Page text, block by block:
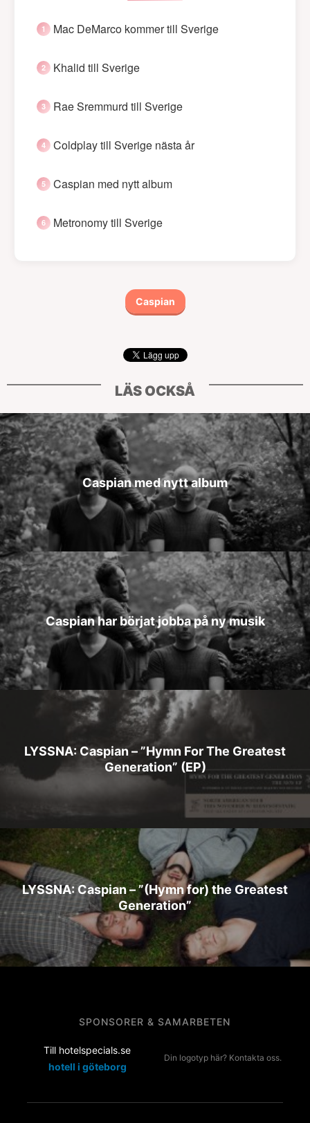
Mac DeMarco kommer till Sverige
Khalid till Sverige
Rae Sremmurd till Sverige
Coldplay till Sverige nästa år
Caspian med nytt album
Metronomy till Sverige
Caspian
LÄS OCKSÅ
Caspian med nytt album
Caspian har börjat jobba på ny musik
LYSSNA: Caspian – ”Hymn For The Greatest
Generation” (EP)
LYSSNA: Caspian – ”(Hymn for) the Greatest
Generation”
SPONSORER & SAMARBETEN
Till hotelspecials.se
hotell i göteborg
Din logotyp här? Kontakta oss.